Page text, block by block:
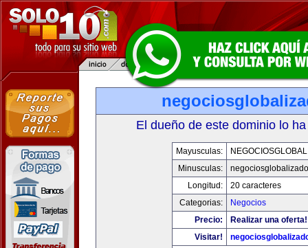
El dueño de este dominio lo
Mayusculas:
Minusculas:
Longitud:
20 caracteres
Categorias:
Negocios
Precio:
Realizar una oferta!
Visitar!